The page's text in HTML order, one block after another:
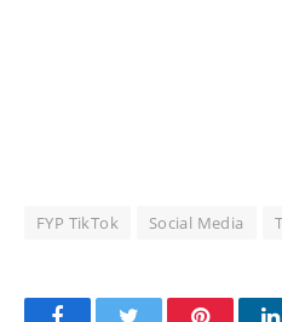
FYP TikTok Social Media